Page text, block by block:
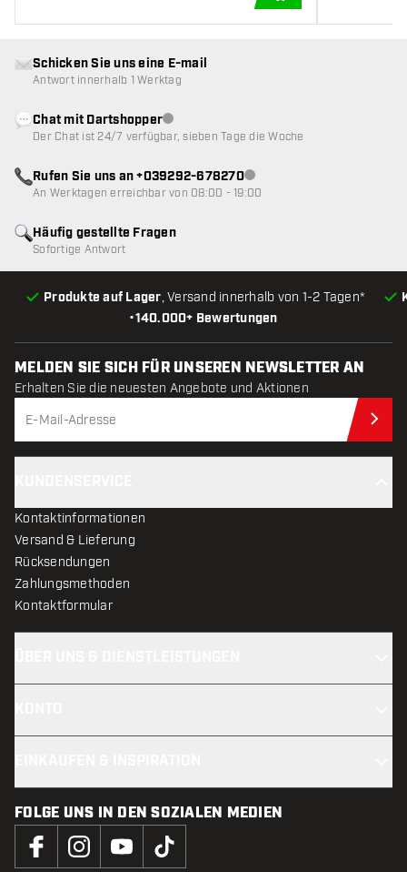
•140.000+ Bewertungen
Produkte auf Lager, Versand innerhalb von 1-2 Tagen*
Häufig gestellte Fragen
Sofortige Antwort
Schicken Sie uns eine E-mail
Antwort innerhalb 1 Werktag
Chat mit DartshopperKundenservice nicht verfügbar
Der Chat ist 24/7 verfügbar, sieben Tage die Woche
Rufen Sie uns an +039292-678270Kundenservice nicht
An Werktagen erreichbar von 08:00 - 19:00
MELDEN SIE SICH FÜR UNSEREN NEWSLETTER AN
Erhalten Sie die neuesten Angebote und Aktionen
Kontaktinformationen
Versand & Lieferung
Rücksendungen
Zahlungsmethoden
Kontaktformular
FOLGE UNS IN DEN SOZIALEN MEDIEN